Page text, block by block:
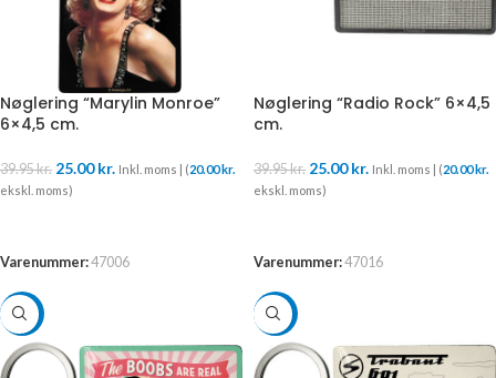
Nøglering “Marylin Monroe”
6×4,5 cm.
39.95kr. 25.00kr. Inkl. moms | (20.00 kr.
ekskl. moms)
Varenummer:47006
Nøglering “Radio Rock” 6×4,5
cm.
39.95kr. 25.00kr. Inkl. moms | (20.00 kr.
ekskl. moms)
Varenummer:47016
-37% -37%